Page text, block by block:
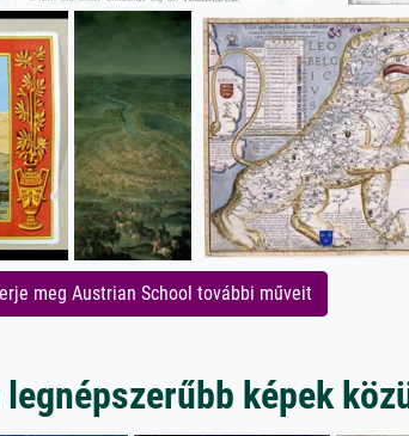
meg Austrian School további műveit
legnépszerűbb képek